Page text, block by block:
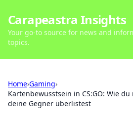
Carapeastra Insights
Your go-to source for news and
topics.
Home›Gaming›
Kartenbewusstsein in CS:GO: Wie
deine Gegner überlistest